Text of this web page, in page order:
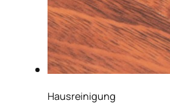
Hausreinigung